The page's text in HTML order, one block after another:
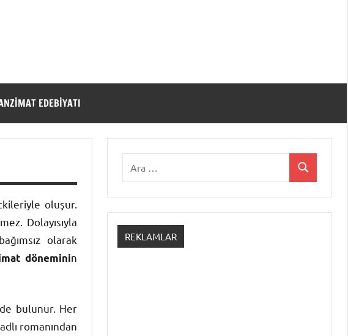
EDEBIYATI
oluşur.
Dolayısıyla
olarak
döneminin
bulunur. Her
romanından
Ara
REKLAMLAR